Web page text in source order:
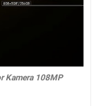
Kamera 108MP